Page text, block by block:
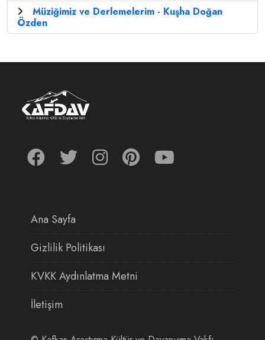
Müziğimiz ve Derlemelerim - Kuşha Doğan
Özden
Ana Sayfa
Gizlilik Politikası
KVKK Aydınlatma Metni
İletişim